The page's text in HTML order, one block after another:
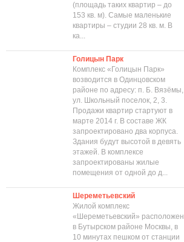
(площадь таких квартир – до
153 кв. м). Самые маленькие
квартиры – студии 28 кв. м. В
ка...
Голицын Парк
Комплекс «Голицын Парк»
возводится в Одинцовском
районе по адресу: п. Б. Вязёмы,
ул. Школьный поселок, 2, 3.
Продажи квартир стартуют в
марте 2014 г. В составе ЖК
запроектировано два корпуса.
Здания будут высотой в девять
этажей. В комплексе
запроектированы жилые
помещения от одной до д...
Шереметьевский
Жилой комплекс
«Шереметьевский» расположен
в Бутырском районе Москвы, в
10 минутах пешком от станции